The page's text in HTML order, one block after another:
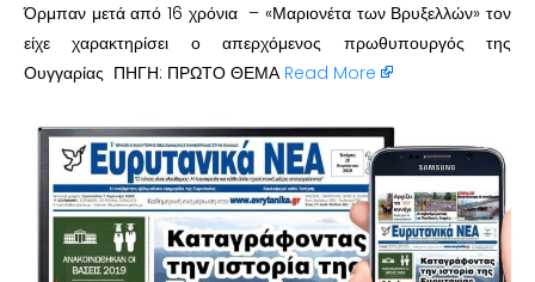
Όρμπαν μετά από 16 χρόνια – «Μαριονέτα των Βρυξελλών» τον
είχε χαρακτηρίσει ο απερχόμενος πρωθυπουργός της
Ουγγαρίας ΠΗΓΗ: ΠΡΩΤΟ ΘΕΜΑ Read More